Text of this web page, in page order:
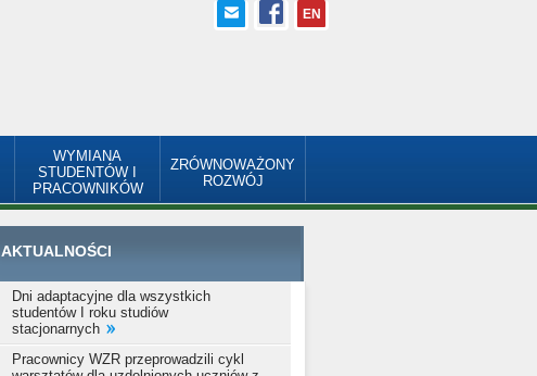
EN
WYMIANA
STUDENTÓW I
PRACOWNIKÓW
ZRÓWNOWAŻONY
ROZWÓJ
AKTUALNOŚCI
Dni adaptacyjne dla wszystkich
studentów I roku studiów
stacjonarnych
Pracownicy WZR przeprowadzili cykl